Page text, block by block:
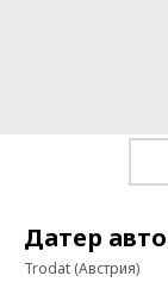
Датер
Trodat (Австрия)